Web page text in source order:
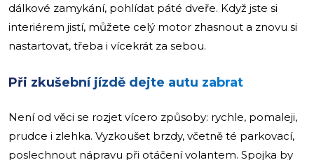
dálkové zamykání, pohlídat páté dveře. Když jste si
interiérem jistí, můžete celý motor zhasnout a znovu si
nastartovat, třeba i vícekrát za sebou.
Při zkušební jízdě dejte autu zabrat
Není od věci se rozjet vícero způsoby: rychle, pomaleji,
prudce i zlehka. Vyzkoušet brzdy, včetně té parkovací,
poslechnout nápravu při otáčení volantem. Spojka by